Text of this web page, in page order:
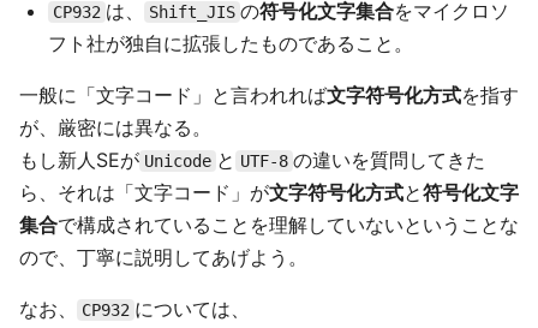
CP932 は、 Shift_JIS の符号化文字集合をマイクロソ
フト社が独自に拡張したものであること。
一般に「文字コード」と言われれば文字符号化方式を指す
が、厳密には異なる。
もし新人SEが Unicode と UTF-8 の違いを質問してきた
ら、それは「文字コード」が文字符号化方式と符号化文字
集合で構成されていることを理解していないということな
ので、丁寧に説明してあげよう。
なお、 CP932 については、